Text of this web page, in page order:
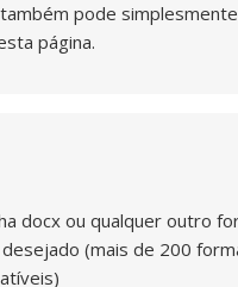
pode
página.
docx ou qualquer outro
(mais de 200